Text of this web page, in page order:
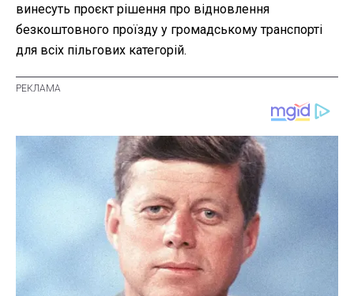
винесуть проєкт рішення про відновлення
безкоштовного проїзду у громадському транспорті
для всіх пільгових категорій.